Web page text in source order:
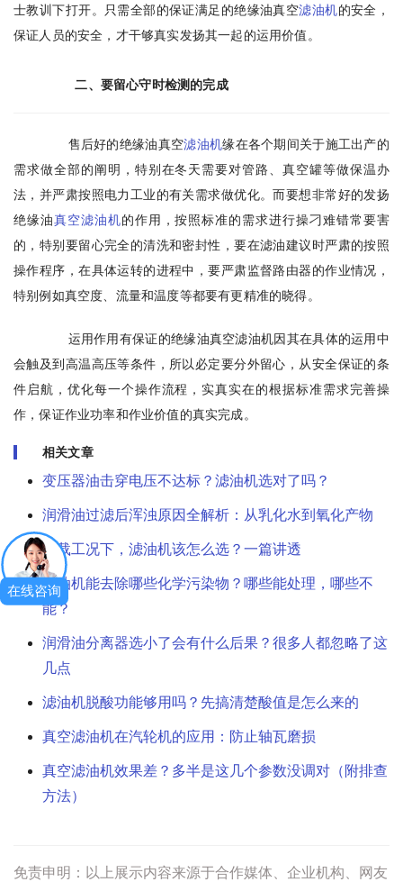
士教训下打开。只需全部的保证满足的绝缘油真空滤油机的安全，
保证人员的安全，才干够真实发扬其一起的运用价值。
二、要留心守时检测的完成
售后好的绝缘油真空滤油机缘在各个期间关于施工出产的
需求做全部的阐明，特别在冬天需要对管路、真空罐等做保温办
法，并严肃按照电力工业的有关需求做优化。而要想非常好的发扬
绝缘油真空滤油机的作用，按照标准的需求进行操刁难错常要害
的，特别要留心完全的清洗和密封性，要在滤油建议时严肃的按照
操作程序，在具体运转的进程中，要严肃监督路由器的作业情况，
特别例如真空度、流量和温度等都要有更精准的晓得。
运用作用有保证的绝缘油真空滤油机因其在具体的运用中
会触及到高温高压等条件，所以必定要分外留心，从安全保证的条
件启航，优化每一个操作流程，实真实在的根据标准需求完善操
作，保证作业功率和作业价值的真实完成。
相关文章
变压器油击穿电压不达标？滤油机选对了吗？
润滑油过滤后浑浊原因全解析：从乳化水到氧化产物
重载工况下，滤油机该怎么选？一篇讲透
滤油机能去除哪些化学污染物？哪些能处理，哪些不
能？
润滑油分离器选小了会有什么后果？很多人都忽略了这
几点
滤油机脱酸功能够用吗？先搞清楚酸值是怎么来的
真空滤油机在汽轮机的应用：防止轴瓦磨损
真空滤油机效果差？多半是这几个参数没调对（附排查
方法）
免责申明：以上展示内容来源于合作媒体、企业机构、网友
在线咨询